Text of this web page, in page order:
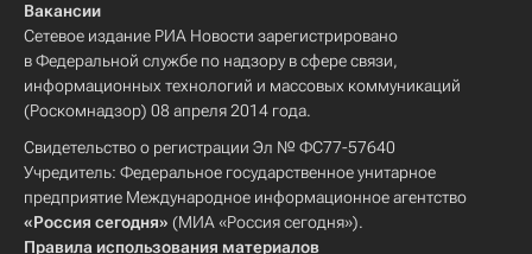
Вакансии
Сетевое издание РИА Новости зарегистрировано
в Федеральной службе по надзору в сфере связи,
информационных технологий и массовых коммуникаций
(Роскомнадзор) 08 апреля 2014 года.
Свидетельство о регистрации Эл № ФС77-57640
Учредитель: Федеральное государственное унитарное
предприятие Международное информационное агентство
«Россия сегодня» (МИА «Россия сегодня»).
Правила использования материалов